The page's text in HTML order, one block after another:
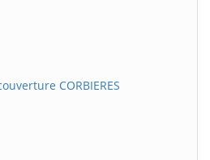
CORBIERES